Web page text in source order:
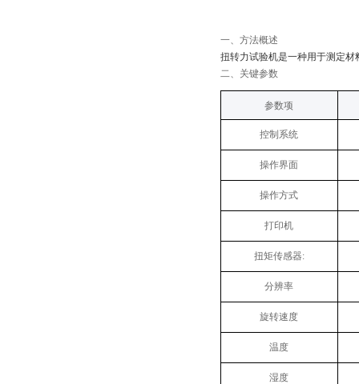
‌一、 方法概述
扭转力试验机是一种用于测定材
‌二、关键参数
‌参数项‌
控制系统
操作界面
操作方式
打印机
扭矩传感器:
分辨率
旋转速度
温度
湿度